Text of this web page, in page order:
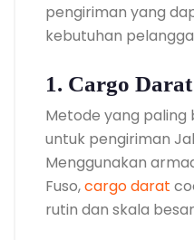
pengiriman yang
kebutuhan
1. Cargo Darat
Metode yang paling
untuk pengiriman
Menggunakan
Fuso,cargo darat
rutin dan skala